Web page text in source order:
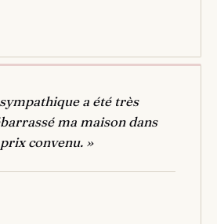
a été très
ma maison dans
convenu. »